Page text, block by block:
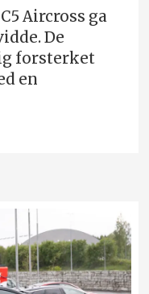
Aircross ga
De
forsterket
en